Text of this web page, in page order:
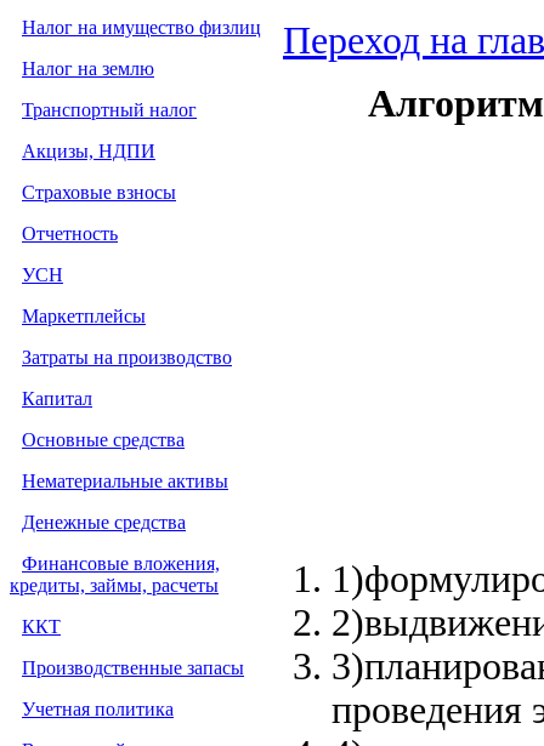
Налог на имущество физлиц
Налог на землю
Транспортный налог
Акцизы, НДПИ
Страховые взносы
Отчетность
УСН
Маркетплейсы
Затраты на производство
Капитал
Основные средства
Нематериальные активы
Денежные средства
Финансовые вложения,
кредиты, займы, расчеты
ККТ
Производственные запасы
Учетная политика
Переход на
Алгоритм
проведения